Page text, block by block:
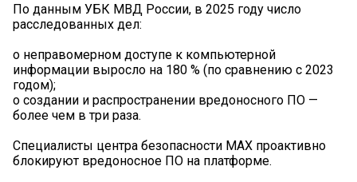
По данным УБК МВД России, в 2025 году число
расследованных дел:
о неправомерном доступе к компьютерной
информации выросло на 180 % (по сравнению с 2023
годом);
о создании и распространении вредоносного ПО —
более чем в три раза.
Специалисты центра безопасности MAX проактивно
блокируют вредоносное ПО на платформе.